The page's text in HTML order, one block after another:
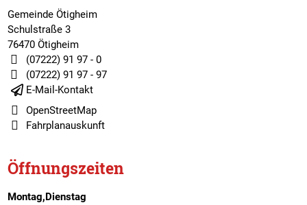
Gemeinde Ötigheim
Schulstraße 3
76470 Ötigheim
(07222) 91 97 - 0
(07222) 91 97 - 97
E-Mail-Kontakt
OpenStreetMap
Fahrplanauskunft
Öffnungszeiten
Montag,Dienstag